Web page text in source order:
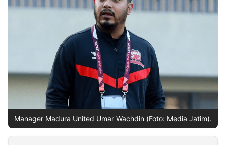
Partner
Follow
Kabarbaru
Manager Madura United Umar Wachdin (Foto: Media Jatim).